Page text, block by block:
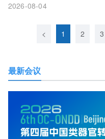
2026-08-04
< 1 2 3
最新会议